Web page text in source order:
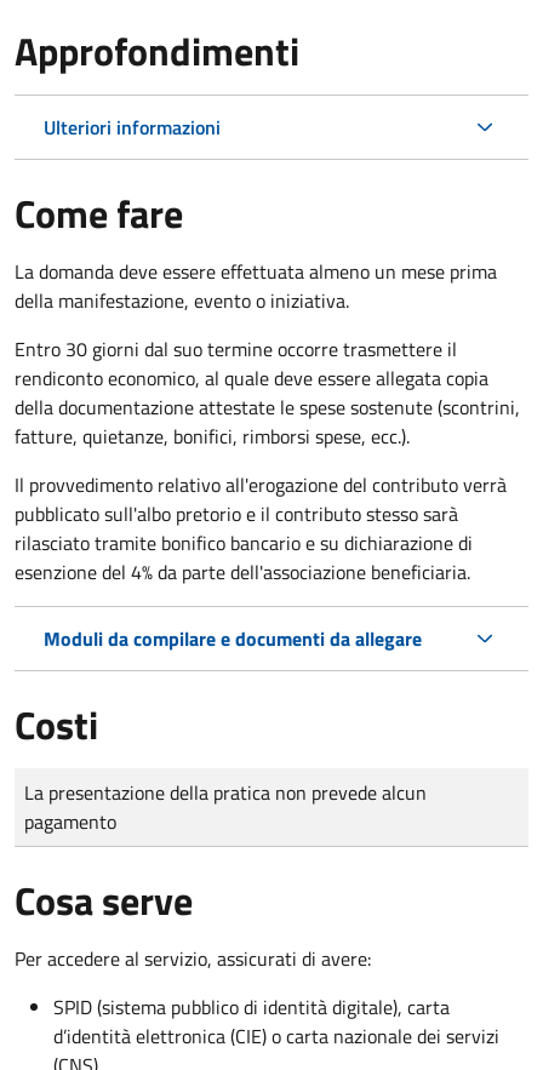
Approfondimenti
Ulteriori informazioni
Come fare
La domanda deve essere effettuata almeno un mese prima
della manifestazione, evento o iniziativa.
Entro 30 giorni dal suo termine occorre trasmettere il
rendiconto economico, al quale deve essere allegata copia
della documentazione attestate le spese sostenute (scontrini,
fatture, quietanze, bonifici, rimborsi spese, ecc.).
Il provvedimento relativo all'erogazione del contributo verrà
pubblicatosull'albo pretorio e il contributo stesso sarà
rilasciato tramite bonifico bancario e su dichiarazione di
esenzione del 4% da parte dell'associazione beneficiaria.
Moduli da compilare e documenti da allegare
Costi
Tipo di pagamento
Importo
La presentazione della pratica non prevede alcun
pagamento
Cosa serve
Per accedere al servizio, assicurati di avere:
SPID (sistema pubblico di identità digitale), carta
d’identità elettronica (CIE) o carta nazionale dei servizi